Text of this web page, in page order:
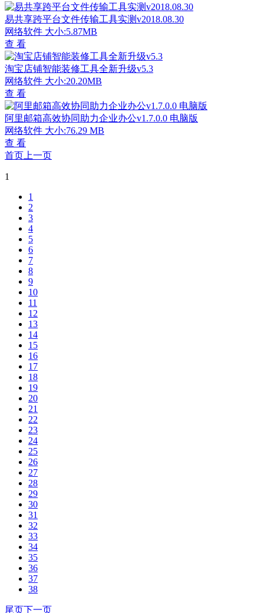
易共享跨平台文件传输工具实测v2018.08.30
网络软件 大小:5.87MB
查 看
淘宝店铺智能装修工具全新升级v5.3
网络软件 大小:20.20MB
查 看
阿里邮箱高效协同助力企业办公v1.7.0.0 电脑版
网络软件 大小:76.29 MB
查 看
首页 上一页
1
1
2
3
4
5
6
7
8
9
10
11
12
13
14
15
16
17
18
19
20
21
22
23
24
25
26
27
28
29
30
31
32
33
34
35
36
37
38
尾页下一页